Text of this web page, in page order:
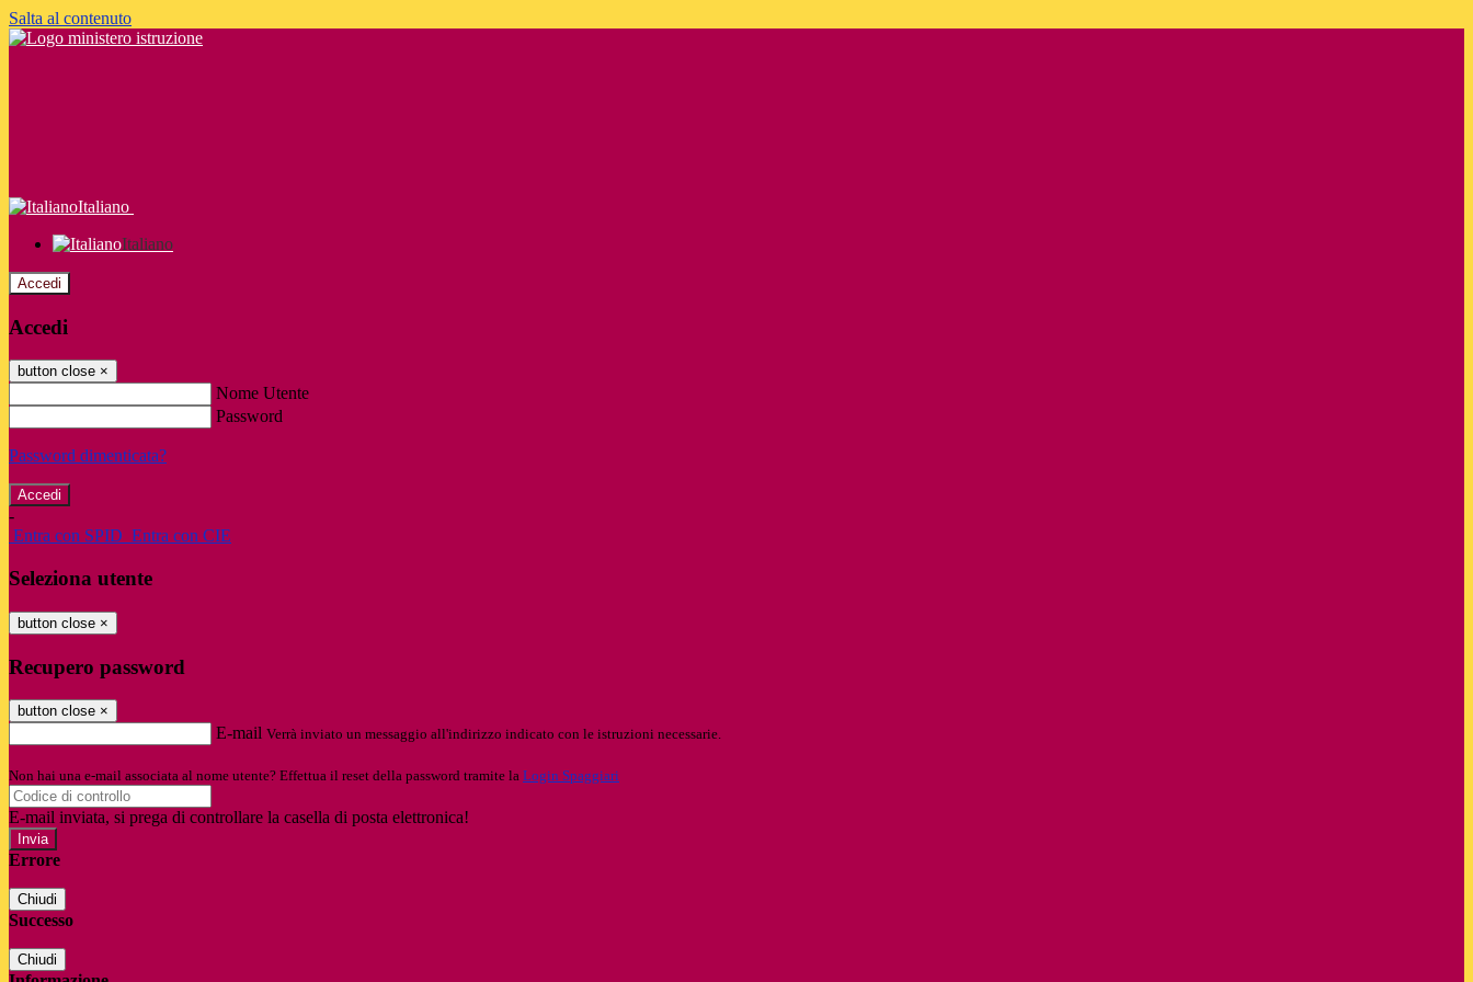
Salta al contenuto
Italiano
Italiano
Accedi
Accedi
button close ×
Nome Utente
Password
Password dimenticata?
-
Entra con SPID Entra con CIE
Seleziona utente
button close ×
Recupero password
button close ×
E-mail Verrà inviato un messaggio all'indirizzo indicato con le istruzioni necessarie.
Non hai una e-mail associata al nome utente? Effettua il reset della password tramite la Login Spaggiari
E-mail inviata, si prega di controllare la casella di posta elettronica!
Errore
Chiudi
Successo
Chiudi